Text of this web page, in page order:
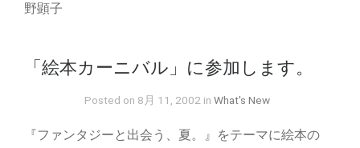
野顕子
「絵本カーニバル」に参加します。
Posted on 8月 11, 2002 in What's New
『ファンタジーと出会う、夏。』をテーマに絵本の